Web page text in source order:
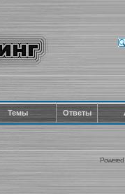
Темы Ответы